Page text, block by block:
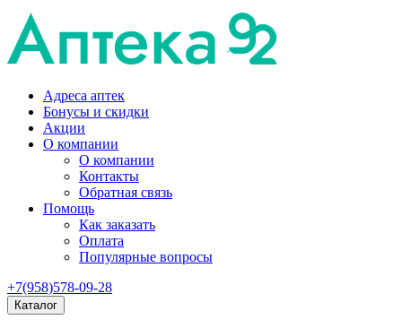
Адреса аптек
Бонусы и скидки
Акции
О компании
О компании
Контакты
Обратная связь
Помощь
Как заказать
Оплата
Популярные вопросы
+7(958)578-09-28
Каталог